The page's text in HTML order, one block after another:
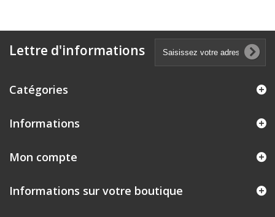
Lettre d'informations
Catégories
Informations
Mon compte
Informations sur votre boutique